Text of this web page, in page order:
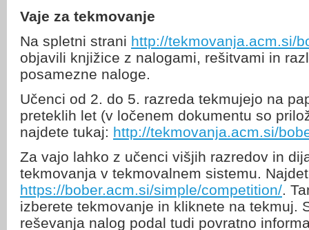
Vaje za tekmovanje
Na spletni strani http://tekmovanja.acm.si/
objavili knjižice z nalogami, rešitvami in
posamezne naloge.
Učenci od 2. do 5. razreda tekmujejo na
preteklih let (v ločenem dokumentu so
najdete tukaj: http://tekmovanja.acm.si/
Za vajo lahko z učenci višjih razredov in
tekmovanja v tekmovalnem sistemu.
https://bober.acm.si/simple/competition/.
izberete tekmovanje in kliknete na tekmuj.
reševanja nalog podal tudi povratno